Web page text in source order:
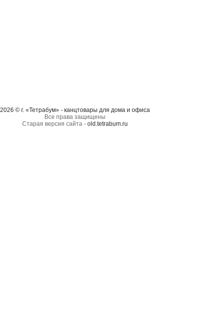
2026 © г. «Тетрабум» - канцтовары для дома и офиса
Все права защищены
Старая версия сайта - old.tetrabum.ru